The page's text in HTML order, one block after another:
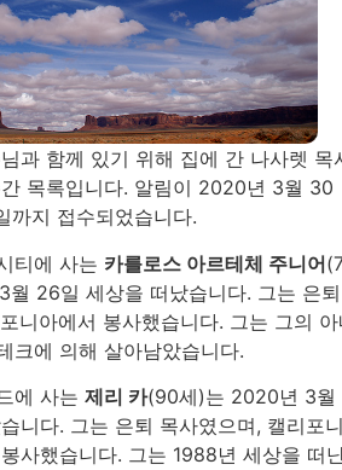
과 함께 있기 위해 집에 간 나사렛 목
목록입니다. 알림이 2020년 3월 30
까지 접수되었습니다.
티에 사는 카를로스 아르테체 주니어
26일 세상을 떠났습니다. 그는 은
니아에서 봉사했습니다. 그는 그의 아
크에 의해 살아남았습니다.
에 사는 제리 카(90세)는 2020년 3월
니다. 그는 은퇴 목사였으며, 캘리포
사했습니다. 그는 1988년 세상을 떠